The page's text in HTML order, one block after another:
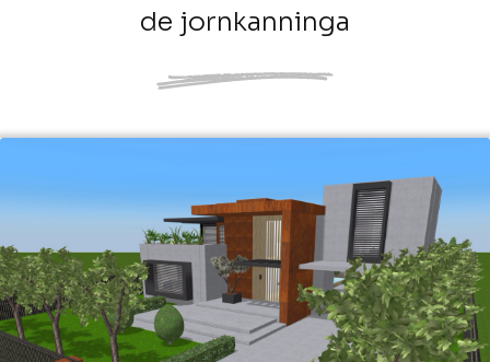
de jornkanninga